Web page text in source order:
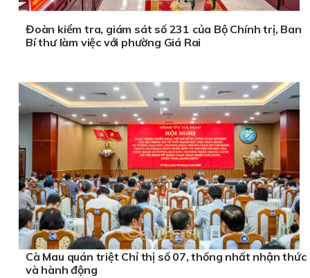
Đoàn kiểm tra, giám sát số 231 của Bộ Chính trị, Ban
Bí thư làm việc với phường Giá Rai
Cà Mau quán triệt Chỉ thị số 07, thống nhất nhận thức
và hành động